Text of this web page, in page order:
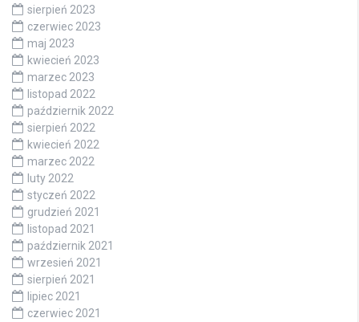
sierpień 2023
czerwiec 2023
maj 2023
kwiecień 2023
marzec 2023
listopad 2022
październik 2022
sierpień 2022
kwiecień 2022
marzec 2022
luty 2022
styczeń 2022
grudzień 2021
listopad 2021
październik 2021
wrzesień 2021
sierpień 2021
lipiec 2021
czerwiec 2021